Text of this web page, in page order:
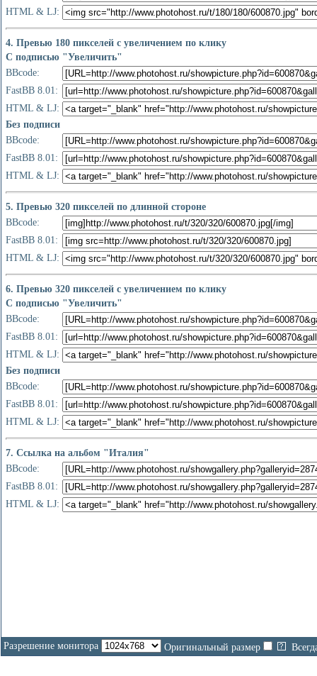
HTML & LJ:
4. Превью 180 пикселей с увеличением по клику
С подписью "Увеличить"
BBcode:
FastBB 8.01:
HTML & LJ:
Без подписи
BBcode:
FastBB 8.01:
HTML & LJ:
5. Превью 320 пикселей по длинной стороне
BBcode:
FastBB 8.01:
HTML & LJ:
6. Превью 320 пикселей с увеличением по клику
С подписью "Увеличить"
BBcode:
FastBB 8.01:
HTML & LJ:
Без подписи
BBcode:
FastBB 8.01:
HTML & LJ:
7. Ссылка на альбом "Италия"
BBcode:
FastBB 8.01:
HTML & LJ:
Разрешение монитора Оригинальный размер